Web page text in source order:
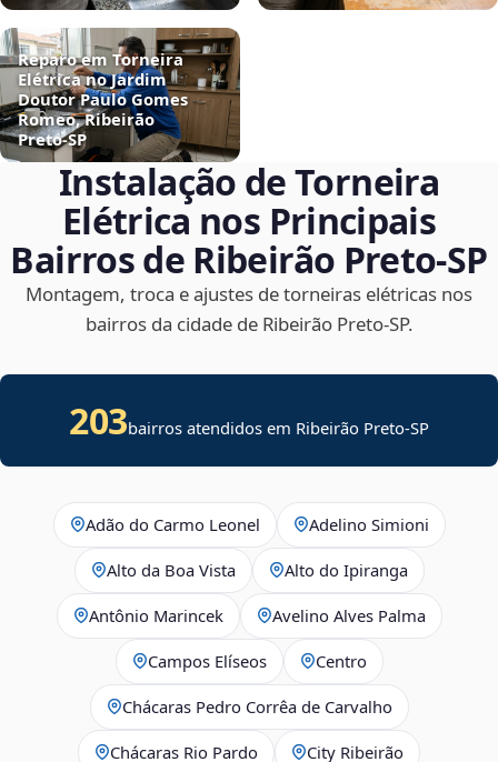
Reparo em Torneira
Elétrica no Jardim
Doutor Paulo Gomes
Romeo, Ribeirão
Preto‑SP
Instalação de Torneira
Elétrica nos Principais
Bairros de Ribeirão Preto‑SP
Montagem, troca e ajustes de torneiras elétricas nos
bairros da cidade de Ribeirão Preto‑SP.
203bairros atendidos em Ribeirão Preto-SP
Adão do Carmo Leonel Adelino Simioni
Alto da Boa Vista Alto do Ipiranga
Antônio Marincek Avelino Alves Palma
Campos Elíseos Centro
Chácaras Pedro Corrêa de Carvalho
Chácaras Rio Pardo City Ribeirão